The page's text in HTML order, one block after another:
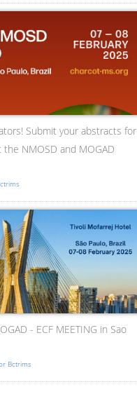
Submit your abstracts for
NMOSD and MOGAD
- ECF MEETING in Sao
Bctrims